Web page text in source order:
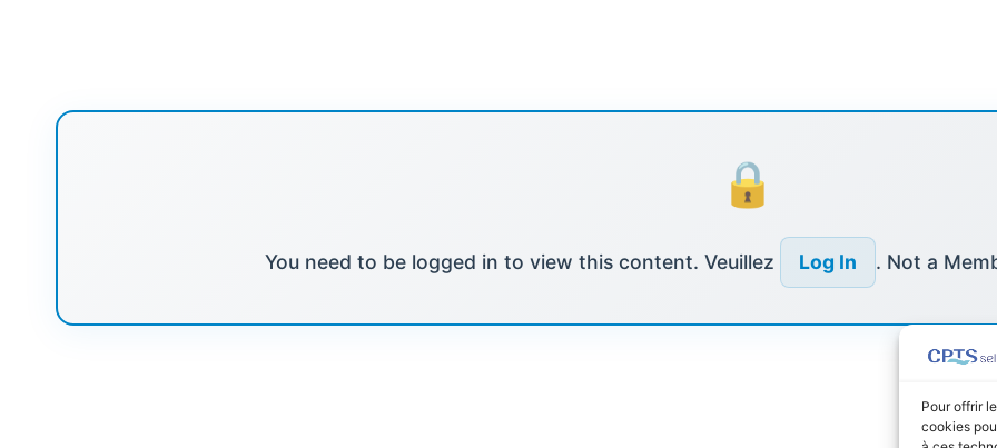
Pour offrir
cookies
You need to be logged in to view this content. Veuillez Log In . Not a